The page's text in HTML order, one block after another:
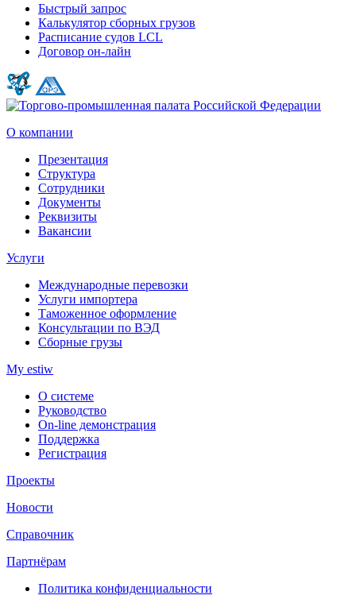
Быстрый запрос
Калькулятор сборных грузов
Расписание судов LCL
Договор он-лайн
О компании
Презентация
Структура
Сотрудники
Документы
Реквизиты
Вакансии
Услуги
Международные перевозки
Услуги импортера
Таможенное оформление
Консультации по ВЭД
Сборные грузы
My estiw
О системе
Руководство
On-line демонстрация
Поддержка
Регистрация
Проекты
Новости
Справочник
Партнёрам
Политика конфиденциальности